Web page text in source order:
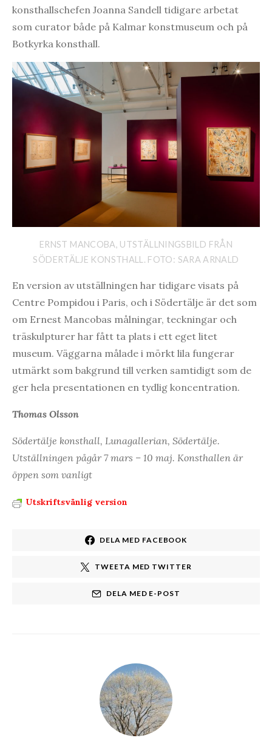
konsthallschefen Joanna Sandell tidigare arbetat
som curator både på Kalmar konstmuseum och på
Botkyrka konsthall.
ERNST MANCOBA, UTSTÄLLNINGSBILD FRÅN
SÖDERTÄLJE KONSTHALL. FOTO: SARA ARNALD
En version av utställningen har tidigare visats på
Centre Pompidou i Paris, och i Södertälje är det som
om Ernest Mancobas målningar, teckningar och
träskulpturer har fått ta plats i ett eget litet
museum. Väggarna målade i mörkt lila fungerar
utmärkt som bakgrund till verken samtidigt som de
ger hela presentationen en tydlig koncentration.
Thomas Olsson
Södertälje konsthall, Lunagallerian, Södertälje.
Utställningen pågår 7 mars – 10 maj. Konsthallen är
öppen som vanligt
Utskriftsvänlig version
DELA MED FACEBOOK
TWEETA MED TWITTER
DELA MED E-POST